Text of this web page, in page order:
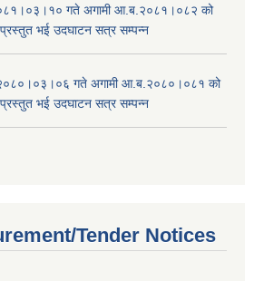
गते अगामी आ.ब.२०८१।०८२ को
भई उदघाटन सत्र सम्पन्न
२०८०।०३।०६ गते अगामी आ.ब.२०८०।०८१ को
भई उदघाटन सत्र सम्पन्न
Tender Notices